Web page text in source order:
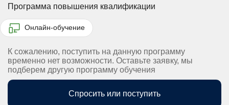
Программа повышения квалификации
Онлайн-обучение
К сожалению, поступить на данную программу
временно нет возможности. Оставьте заявку, мы
подберем другую программу обучения
Спросить или поступить